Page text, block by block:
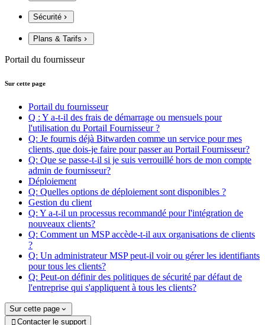
Sécurité
Plans & Tarifs
Portail du fournisseur
Sur cette page
Portail du fournisseur
Q : Y a-t-il des frais de démarrage ou mensuels pour
l'utilisation du Portail Fournisseur ?
Q: Je fournis déjà Bitwarden comme un service pour mes
clients, que dois-je faire pour passer au Portail Fournisseur?
Q: Que se passe-t-il si je suis verrouillé hors de mon compte
admin de fournisseur?
Déploiement
Q: Quelles options de déploiement sont disponibles ?
Gestion du client
Q: Y a-t-il un processus recommandé pour l'intégration de
nouveaux clients?
Q: Comment un MSP accède-t-il aux organisations de clients
?
Q: Un administrateur MSP peut-il voir ou gérer les identifiants
pour tous les clients?
Q: Peut-on définir des politiques de sécurité par défaut de
l'entreprise qui s'appliquent à tous les clients?
Sur cette page
 Contacter le support